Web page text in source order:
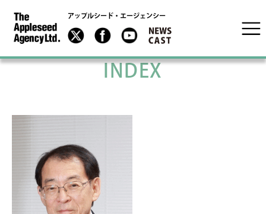
アップルシード・エージェンシー
INDEX